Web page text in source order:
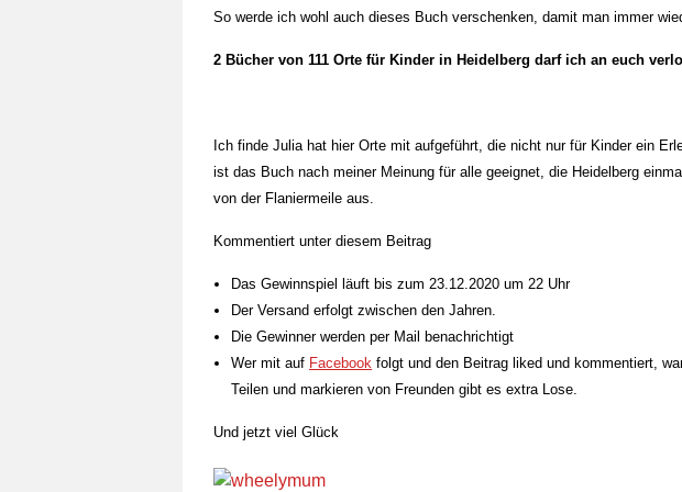
So werde ich wohl auch dieses Buch verschenken, damit man immer
2 Bücher von 111 Orte für Kinder in Heidelberg darf ich an euch
Ich finde Julia hat hier Orte mit aufgeführt, die nicht nur für Kinder ein
ist das Buch nach meiner Meinung für alle geeignet, die Heidelberg
von der Flaniermeile aus.
Kommentiert unter diesem Beitrag
Das Gewinnspiel läuft bis zum 23.12.2020 um 22 Uhr
Der Versand erfolgt zwischen den Jahren.
Die Gewinner werden per Mail benachrichtigt
Wer mit auf Facebook folgt und den Beitrag liked und kommentiert,
Teilen und markieren von Freunden gibt es extra Lose.
Und jetzt viel Glück